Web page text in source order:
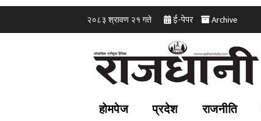
२०८३ श्रावण २१ गते ई-पेपर Archive
होमपेज प्रदेश राजनीति